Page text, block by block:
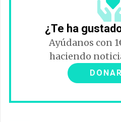
¿Te ha
Ayúdanos con
haciendo